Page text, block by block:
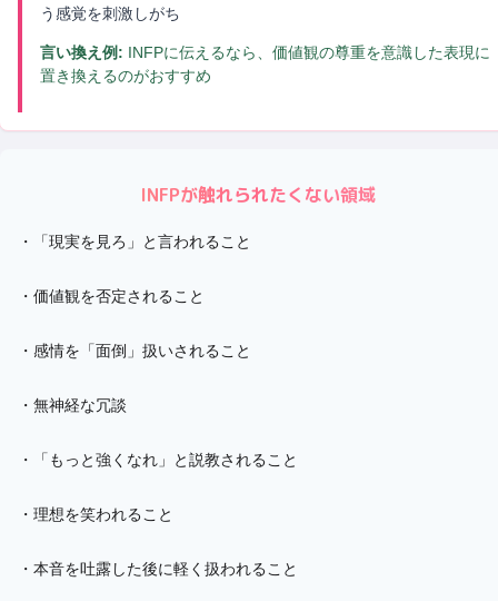
う感覚を刺激しがち
言い換え例: INFPに伝えるなら、価値観の尊重を意識した表現に
置き換えるのがおすすめ
INFPが触れられたくない領域
・ 「現実を見ろ」と言われること
・ 価値観を否定されること
・ 感情を「面倒」扱いされること
・ 無神経な冗談
・ 「もっと強くなれ」と説教されること
・ 理想を笑われること
・ 本音を吐露した後に軽く扱われること